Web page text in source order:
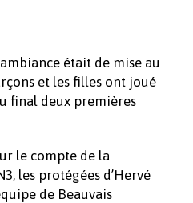
était de mise au
et les filles ont joué
final deux premières
le compte de la
les protégées d’Hervé
de Beauvais